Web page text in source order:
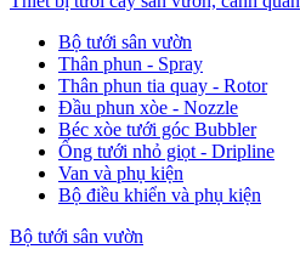
Bộ tưới sân vườn
Thân phun - Spray
Thân phun tia quay - Rotor
Đầu phun xòe - Nozzle
Béc xòe tưới góc Bubbler
Ống tưới nhỏ giọt - Dripline
Van và phụ kiện
Bộ điều khiển và phụ kiện
Bộ tưới sân vườn